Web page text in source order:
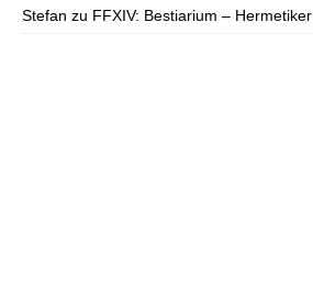
Stefan zu FFXIV: Bestiarium – Hermetiker